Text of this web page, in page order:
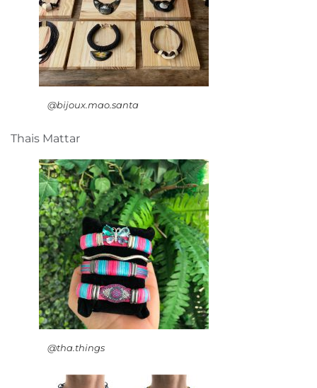
@bijoux.mao.santa
Thais Mattar
@tha.things